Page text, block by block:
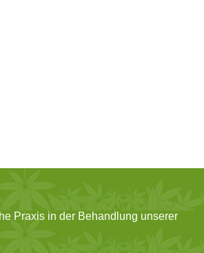
Praxis in der Behandlung unserer